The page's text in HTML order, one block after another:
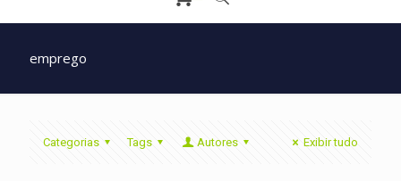
emprego
Categorias Tags Autores Exibir tudo